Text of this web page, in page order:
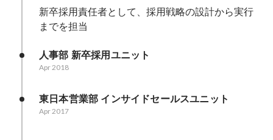
新卒採用責任者として、採用戦略の設計から実行
までを担当
人事部 新卒採用ユニット
Apr 2018
東日本営業部 インサイドセールスユニット
Apr 2017